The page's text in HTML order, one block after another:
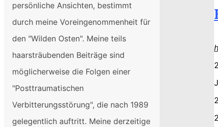
persönliche Ansichten, bestimmt
durch meine Voreingenommenheit für
den "Wilden Osten". Meine teils
haarsträubenden Beiträge sind
möglicherweise die Folgen einer
"Posttraumatischen
Verbitterungsstörung", die nach 1989
gelegentlich auftritt. Meine derzeitige